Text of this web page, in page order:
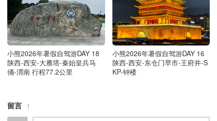
小熊2026年暑假自驾游DAY 18
陕西-西安-大雁塔-秦始皇兵马
俑-渭南 行程77.2公里
小熊2026年暑假自驾游DAY 16
陕西-西安-东仓门早市-王府井-S
KP-钟楼
留言 1